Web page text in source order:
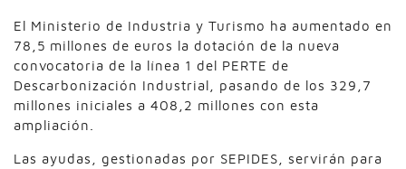
El Ministerio de Industria y Turismo ha aumentado en
78,5 millones de euros la dotación de la nueva
convocatoria de la línea 1 del PERTE de
Descarbonización Industrial, pasando de los 329,7
millones iniciales a 408,2 millones con esta
ampliación.
Las ayudas, gestionadas por SEPIDES, servirán para